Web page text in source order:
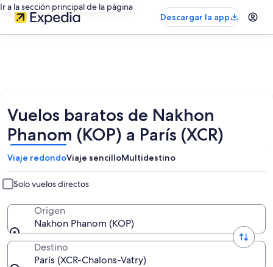
Ir a la sección principal de la página
Descargar la app
Vuelos baratos de Nakhon
Phanom (KOP) a París (XCR)
Viaje redondoViaje sencilloMultidestino
Solo vuelos directos
Origen
Nakhon Phanom (KOP)
Destino
París (XCR-Chalons-Vatry)